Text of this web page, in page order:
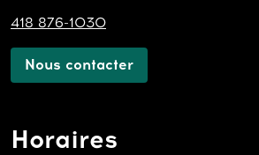
418 876-1030
Nous contacter
Horaires